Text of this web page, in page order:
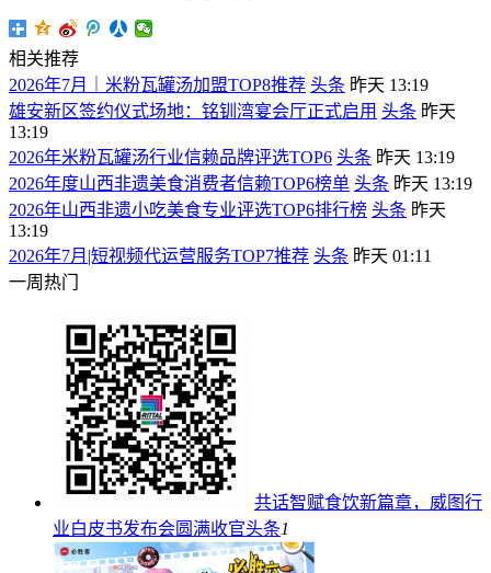
相关推荐
2026年7月｜米粉瓦罐汤加盟TOP8推荐 头条 昨天 13:19
雄安新区签约仪式场地：铭钏湾宴会厅正式启用 头条 昨天
13:19
2026年米粉瓦罐汤行业信赖品牌评选TOP6 头条 昨天 13:19
2026年度山西非遗美食消费者信赖TOP6榜单 头条 昨天 13:19
2026年山西非遗小吃美食专业评选TOP6排行榜 头条 昨天
13:19
2026年7月|短视频代运营服务TOP7推荐 头条 昨天 01:11
一周热门
共话智赋食饮新篇章，威图行
业白皮书发布会圆满收官头条1